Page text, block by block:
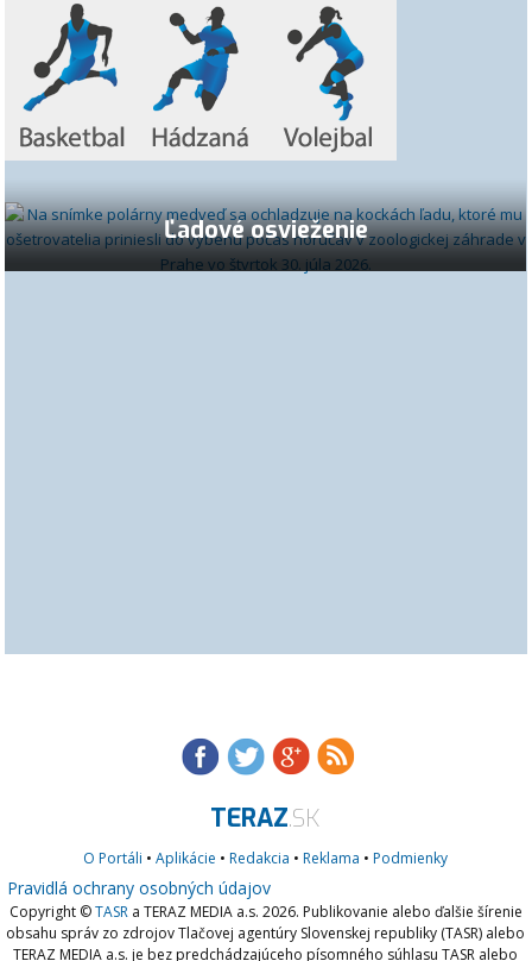
Ľadové osvieženie
TERAZ.SK
O Portáli •Aplikácie •Redakcia •Reklama •Podmienky
Pravidlá ochrany osobných údajov
Copyright ©TASRa TERAZ MEDIA a.s. 2026. Publikovanie alebo ďalšie šírenie
obsahu správ zo zdrojov Tlačovej agentúry Slovenskej republiky (TASR) alebo
TERAZ MEDIA a.s. je bez predchádzajúceho písomného súhlasu TASR alebo